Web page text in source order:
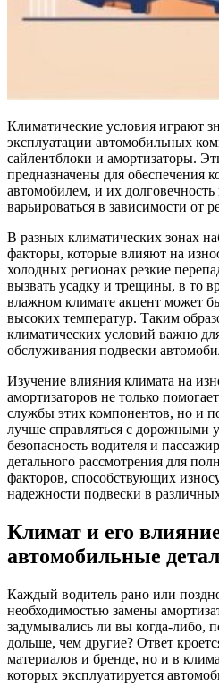
Климатические условия играют
эксплуатации автомобильных
сайлентблоки и амортизаторы.
предназначены для обеспечения
автомобилем, и их
варьироваться в зависимости от
В разных климатических зонах
факторы, которые влияют на
холодных регионах резкие
вызвать усадку и трещины, в то
влажном климате акцент может
высоких температур. Таким
климатических условий важно
обслуживания подвески
Изучение влияния климата на
амортизаторов не только
службы этих компонентов, но и
лучше справляться с дорожными
безопасность водителя и
детального рассмотрения для
факторов, способствующих
надежности подвески в
Климат и его
автомобильные
Каждый водитель рано или
необходимостью замены
задумывались ли вы когда-либо,
дольше, чем другие? Ответ
материалов и бренде, но и в
которых эксплуатируется